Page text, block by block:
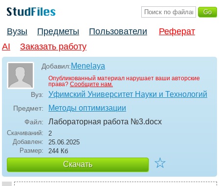
Вузы Предметы Пользователи
Реферат
AI
Заказать работу
Добавил:Menelaya
Опубликованный материал нарушает ваши авторские
права? Сообщите нам.
Вуз: Уфимский Университет Науки и Технологий
Предмет: Методы оптимизации
Файл: Лабораторная работа №3.docx
Скачиваний:
2
Добавлен:
25.06.2025
Размер:
244 Кб
Скачать ☆